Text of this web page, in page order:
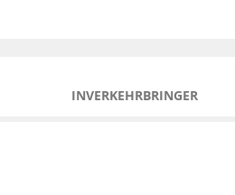
INVERKEHRBRINGER